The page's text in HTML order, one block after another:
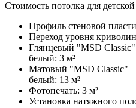
Стоимость потолка для
Профиль стеновой
Переход уровня
Глянцевый "MSD Classic"
белый: 3 м²
Матовый "MSD Classic"
белый: 13 м²
Фотопечать: 3 м²
Установка натяжного